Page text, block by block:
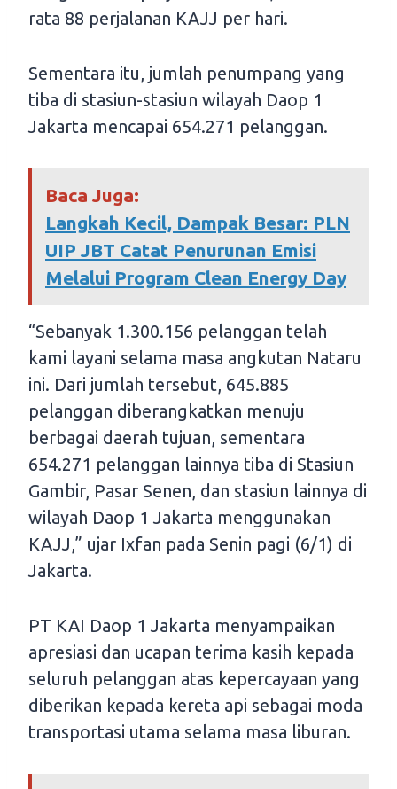
rata 88 perjalanan KAJJ per hari.
Sementara itu, jumlah penumpang yang
tiba di stasiun-stasiun wilayah Daop 1
Jakarta mencapai 654.271 pelanggan.
Baca Juga:
Langkah Kecil, Dampak Besar: PLN
UIP JBT Catat Penurunan Emisi
Melalui Program Clean Energy Day
“Sebanyak 1.300.156 pelanggan telah
kami layani selama masa angkutan Nataru
ini. Dari jumlah tersebut, 645.885
pelanggan diberangkatkan menuju
berbagai daerah tujuan, sementara
654.271 pelanggan lainnya tiba di Stasiun
Gambir, Pasar Senen, dan stasiun lainnya di
wilayah Daop 1 Jakarta menggunakan
KAJJ,” ujar Ixfan pada Senin pagi (6/1) di
Jakarta.
PT KAI Daop 1 Jakarta menyampaikan
apresiasi dan ucapan terima kasih kepada
seluruh pelanggan atas kepercayaan yang
diberikan kepada kereta api sebagai moda
transportasi utama selama masa liburan.